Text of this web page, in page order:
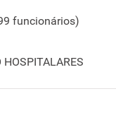
funcionários)